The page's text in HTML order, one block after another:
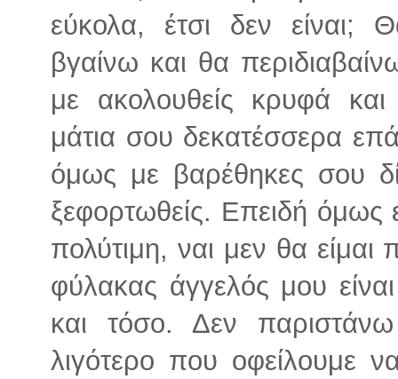
εύκολα, έτσι δεν
βγαίνω και θα
με ακολουθείς κρυφά
μάτια σου δεκατέσσερα
όμως με βαρέθηκες σου
ξεφορτωθείς. Επειδή όμως
πολύτιμη, ναι μεν θα είμαι
φύλακας άγγελός μου
και τόσο. Δεν
λιγότερο που οφείλουμε